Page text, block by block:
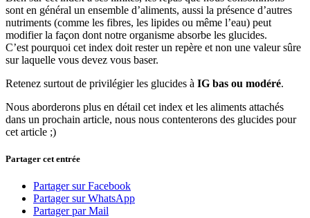
sont en général un ensemble d’aliments, aussi la présence d’autres
nutriments (comme les fibres, les lipides ou même l’eau) peut
modifier la façon dont notre organisme absorbe les glucides.
C’est pourquoi cet index doit rester un repère et non une valeur sûre
sur laquelle vous devez vous baser.
Retenez surtout de privilégier les glucides à IG bas ou modéré.
Nous aborderons plus en détail cet index et les aliments attachés
dans un prochain article, nous nous contenterons des glucides pour
cet article ;)
Partager cet entrée
Partager sur Facebook
Partager sur WhatsApp
Partager par Mail